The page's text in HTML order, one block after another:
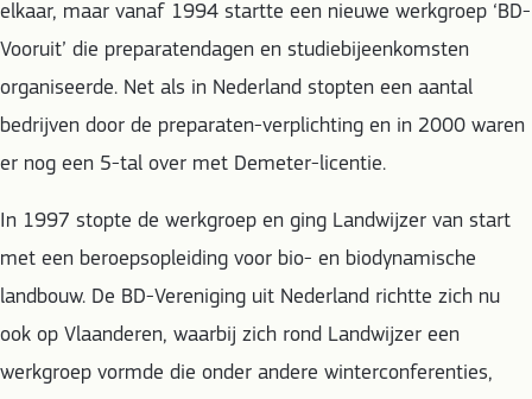
elkaar, maar vanaf 1994 startte een nieuwe werkgroep ‘BD-
Vooruit’ die preparatendagen en studiebijeenkomsten
organiseerde. Net als in Nederland stopten een aantal
bedrijven door de preparaten-verplichting en in 2000 waren
er nog een 5-tal over met Demeter-licentie.
In 1997 stopte de werkgroep en ging Landwijzer van start
met een beroepsopleiding voor bio- en biodynamische
landbouw. De BD-Vereniging uit Nederland richtte zich nu
ook op Vlaanderen, waarbij zich rond Landwijzer een
werkgroep vormde die onder andere winterconferenties,